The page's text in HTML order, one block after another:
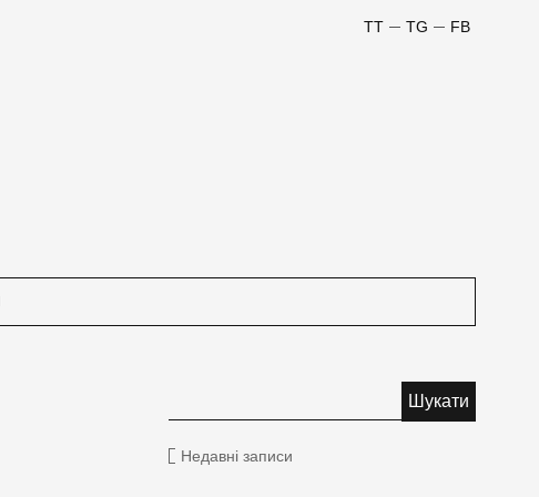
FB
TG
TT
Недавні записи